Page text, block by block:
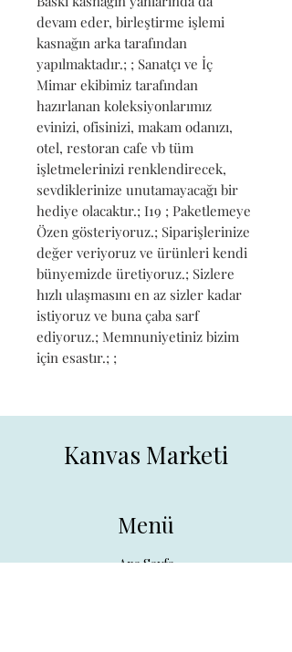
devam eder, birleştirme işlemi
kasnağın arka tarafından
yapılmaktadır.; ; Sanatçı ve İç
Mimar ekibimiz tarafından
hazırlanan koleksiyonlarımız
evinizi, ofisinizi, makam odanızı,
otel, restoran cafe vb tüm
işletmelerinizi renklendirecek,
sevdiklerinize unutamayacağı bir
hediye olacaktır.; I19 ; Paketlemeye
Özen gösteriyoruz.; Siparişlerinize
değer veriyoruz ve ürünleri kendi
bünyemizde üretiyoruz.; Sizlere
hızlı ulaşmasını en az sizler kadar
istiyoruz ve buna çaba sarf
ediyoruz.; Memnuniyetiniz bizim
için esastır.; ;
Kanvas Marketi
Menü
Ana Sayfa